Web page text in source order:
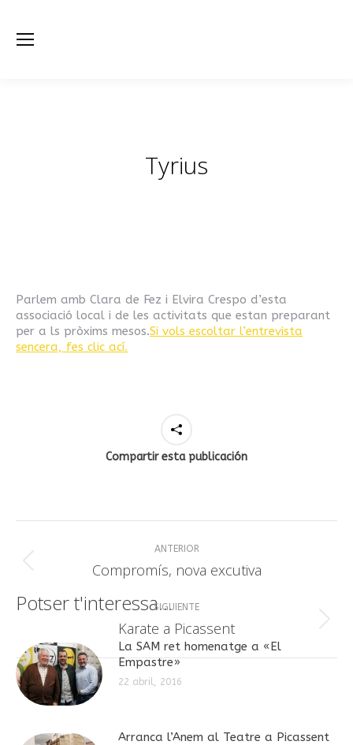
Tyrius
Estás aquí:
Parlem amb Clara de Fez i Elvira Crespo d’esta
associació local i de les activitats que estan preparant
per a ls pròxims mesos.Si vols escoltar l’entrevista
sencera, fes clic ací.
Compartir esta publicación
Navegación
publicaciones
ANTERIOR
Publicación
Compromís, nova excutiva
SIGUIENTE
Publicación
siguiente:
Karate a Picassent
Potser t'interessa...
La SAM ret homenatge a «El
Empastre»
22 abril, 2016
Arranca l’Anem al Teatre a Picassent